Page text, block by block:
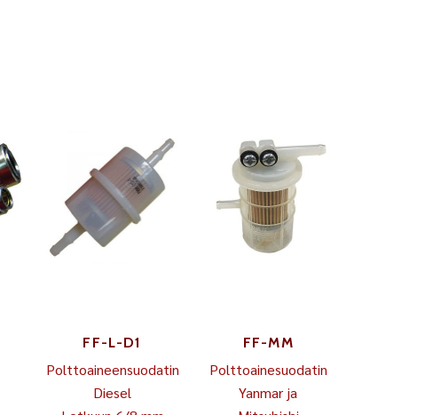
FF-L-D1
Polttoaineensuodatin
Diesel
FF-MM
Polttoainesuodatin
Yanmar ja